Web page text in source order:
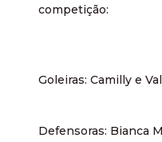
competição:
Goleiras: Camilly e
Defensoras: Bianca